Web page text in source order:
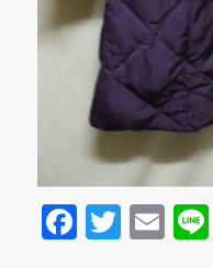
F
T
E